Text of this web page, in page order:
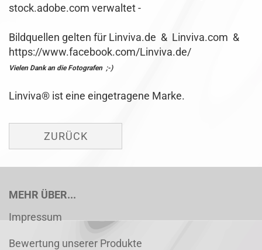
stock.adobe.com verwaltet -
Bildquellen gelten für Linviva.de & Linviva.com &
https://www.facebook.com/Linviva.de/
Vielen Dank an die Fotografen ;-)
Linviva® ist eine eingetragene Marke.
ZURÜCK
MEHR ÜBER...
Impressum
Bewertung unserer Produkte